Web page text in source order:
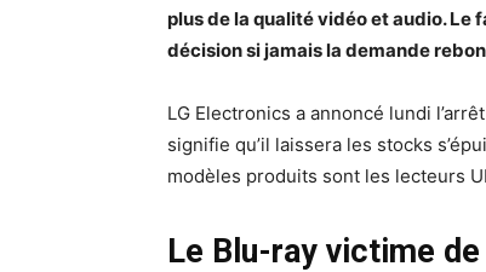
plus de la qualité vidéo et audio.
décision si jamais la demande
LG Electronics a annoncé lundi
signifie qu’il laissera les stocks
modèles produits sont les lecteurs
Le Blu-ray victime